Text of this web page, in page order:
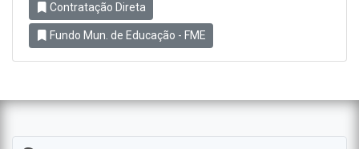
Contratação Direta
Fundo Mun. de Educação - FME